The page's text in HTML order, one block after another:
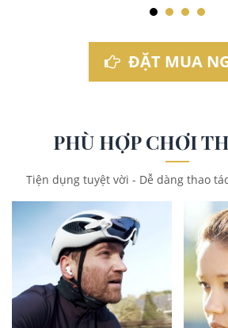
ĐẶT MUA
PHÙ HỢP CHƠI
Tiện dụng tuyệt vời - Dễ dàng thao